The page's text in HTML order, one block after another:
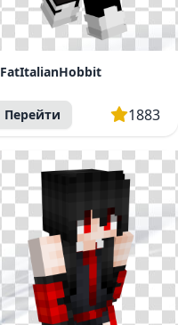
FatItalianHobbit
Перейти 1883